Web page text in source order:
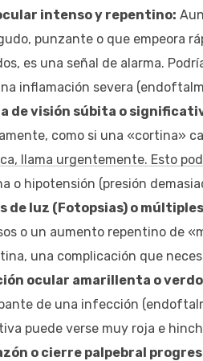
intenso y repentino:
punzante o que empeora
es una señal de alarma.
inflamación severa
de visión súbita o
como si una «cortina»
llama urgentemente. Esto
o hipotensión (presión
de luz (Fotopsias) o
o un aumento repentino de
una complicación que
ocular amarillenta o
de una infección
puede verse muy roja e
o cierre palpebral